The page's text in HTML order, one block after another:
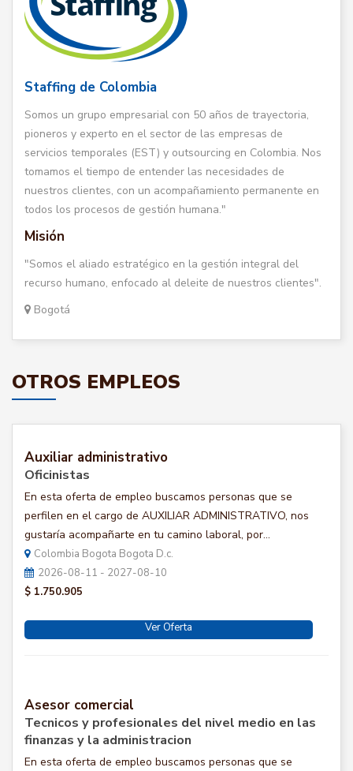
Staffing de Colombia
Somos un grupo empresarial con 50 años de trayectoria,
pioneros y experto en el sector de las empresas de
servicios temporales (EST) y outsourcing en Colombia. Nos
tomamos el tiempo de entender las necesidades de
nuestros clientes, con un acompañamiento permanente en
todos los procesos de gestión humana."
Misión
"Somos el aliado estratégico en la gestión integral del
recurso humano, enfocado al deleite de nuestros clientes".
Bogotá
OTROS EMPLEOS
Auxiliar administrativo
Oficinistas
En esta oferta de empleo buscamos personas que se
perfilen en el cargo de AUXILIAR ADMINISTRATIVO, nos
gustaría acompañarte en tu camino laboral, por...
Colombia Bogota Bogota D.c.
2026-08-11 - 2027-08-10
$ 1.750.905
Ver Oferta
Asesor comercial
Tecnicos y profesionales del nivel medio en las
finanzas y la administracion
En esta oferta de empleo buscamos personas que se